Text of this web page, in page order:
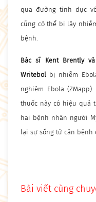
qua đường tình dục
cũng có thể bị lây
bệnh.
Bác sĩ Kent Brently
Writebol bị nhiễm
nghiệm Ebola
thuốc này có hiệu quả
hai bệnh nhân người
lại sự sống từ căn bệnh
Bài viết cùng